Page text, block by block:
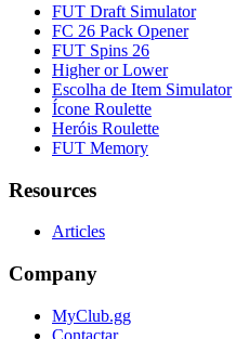
FUT Draft Simulator
FC 26 Pack Opener
FUT Spins 26
Higher or Lower
Escolha de Item Simulator
Ícone Roulette
Heróis Roulette
FUT Memory
Resources
Articles
Company
MyClub.gg
Contactar